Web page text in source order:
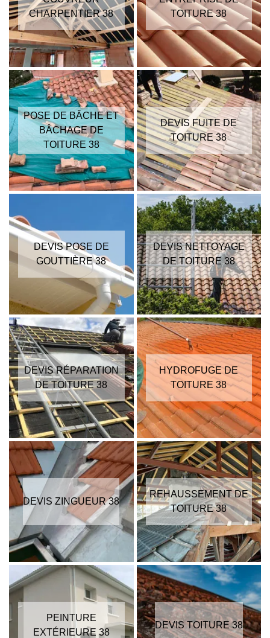
CHARPENTIER 38
TOITURE 38
POSE DE BÂCHE ET
BÂCHAGE DE
TOITURE 38
DEVIS FUITE DE
TOITURE 38
DEVIS POSE DE
GOUTTIÈRE 38
DEVIS NETTOYAGE
DE TOITURE 38
DEVIS RÉPARATION
DE TOITURE 38
HYDROFUGE DE
TOITURE 38
DEVIS ZINGUEUR 38
REHAUSSEMENT DE
TOITURE 38
PEINTURE
EXTÉRIEURE 38
DEVIS TOITURE 38